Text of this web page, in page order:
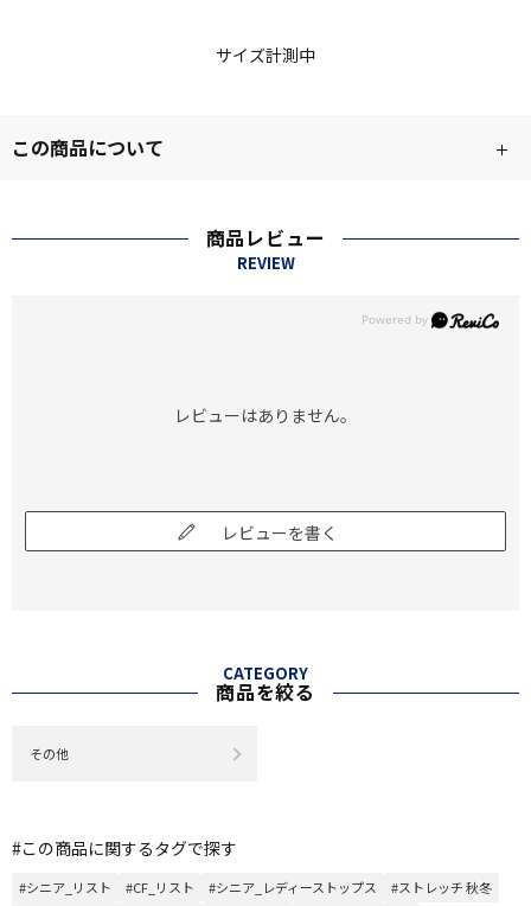
サイズ計測中
この商品について
商品レビュー
REVIEW
レビューはありません。
レビューを書く
CATEGORY
商品を絞る
その他
#この商品に関するタグで探す
#シニア_リスト #CF_リスト #シニア_レディーストップス
#ストレッチ 秋冬